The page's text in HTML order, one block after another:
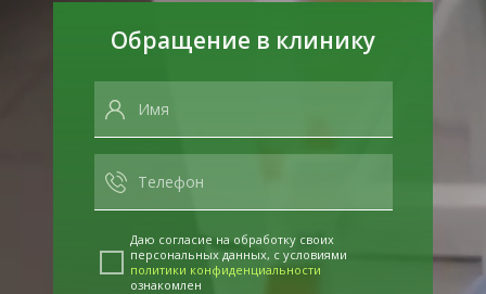
Обращение в клинику
Даю согласие на обработку своих
персональных данных, с условиями
политики конфиденциальности
ознакомлен